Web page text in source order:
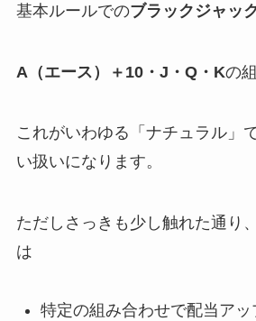
基本ルールでのブラックジャッ
A（エース）＋10・J・Q・Kの
これがいわゆる「ナチュラル」
い扱いになります。
ただしさっきも少し触れた通り
は
特定の組み合わせで配当アッ